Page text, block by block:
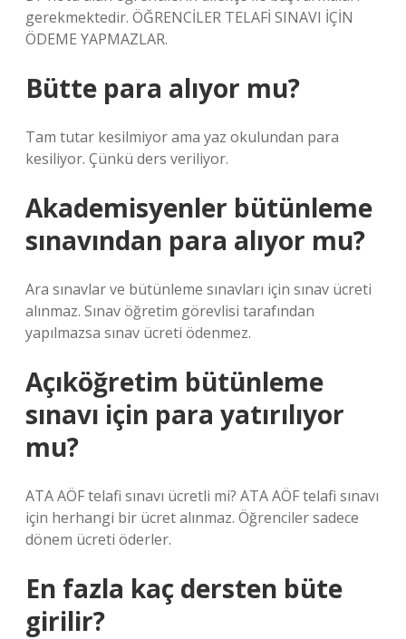
gerekmektedir. ÖĞRENCİLER TELAFİ SINAVI İÇİN
ÖDEME YAPMAZLAR.
Bütte para alıyor mu?
Tam tutar kesilmiyor ama yaz okulundan para
kesiliyor. Çünkü ders veriliyor.
Akademisyenler bütünleme
sınavından para alıyor mu?
Ara sınavlar ve bütünleme sınavları için sınav ücreti
alınmaz. Sınav öğretim görevlisi tarafından
yapılmazsa sınav ücreti ödenmez.
Açıköğretim bütünleme
sınavı için para yatırılıyor
mu?
ATA AÖF telafi sınavı ücretli mi? ATA AÖF telafi sınavı
için herhangi bir ücret alınmaz. Öğrenciler sadece
dönem ücreti öderler.
En fazla kaç dersten büte
girilir?